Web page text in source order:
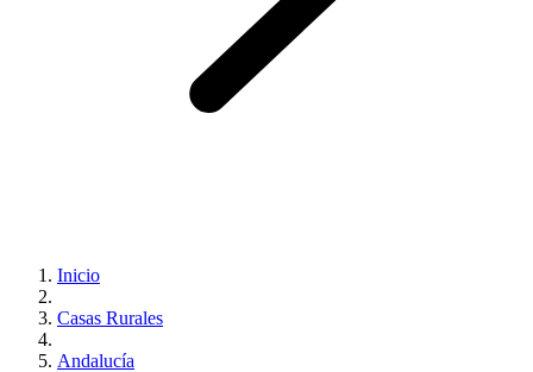
Inicio
Casas Rurales
Andalucía